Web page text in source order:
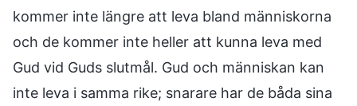
kommer inte längre att leva bland människorna
och de kommer inte heller att kunna leva med
Gud vid Guds slutmål. Gud och människan kan
inte leva i samma rike; snarare har de båda sina